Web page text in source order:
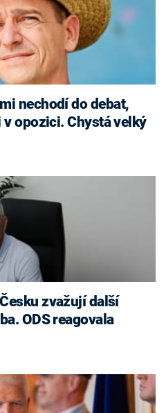
nechodí do debat,
opozici. Chystá velký
ODS reagovala